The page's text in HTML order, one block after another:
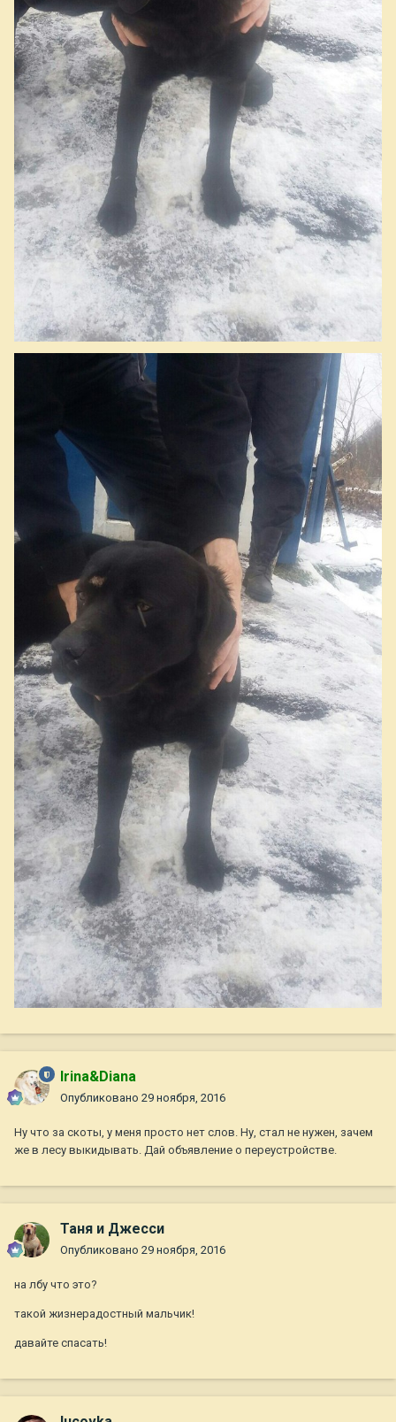
Irina&Diana
Опубликовано 29 ноября, 2016
Ну что за скоты, у меня просто нет слов. Ну, стал не нужен, зачем
же в лесу выкидывать. Дай объявление о переустройстве.
Таня и Джесси
Опубликовано 29 ноября, 2016
на лбу что это?
такой жизнерадостный мальчик!
давайте спасать!